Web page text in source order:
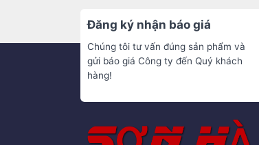
Đăng ký nhận báo giá
Chúng tôi tư vấn đúng sản phẩm và
gửi báo giá Công ty đến Quý khách
hàng!